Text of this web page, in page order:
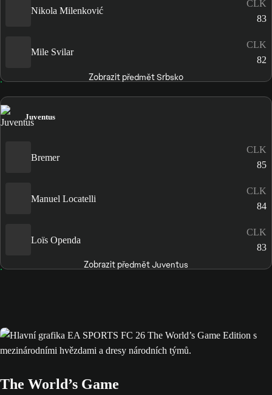
Nikola Milenković
CLK
83
Mile Svilar
CLK
82
Zobrazit předmět Srbsko
Juventus
Bremer
CLK
85
Manuel Locatelli
CLK
84
Loïs Openda
CLK
83
Zobrazit předmět Juventus
The World’s Game